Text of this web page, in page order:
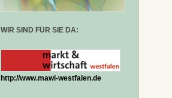
WIR SIND FÜR SIE DA:
http://www.mawi-westfalen.de